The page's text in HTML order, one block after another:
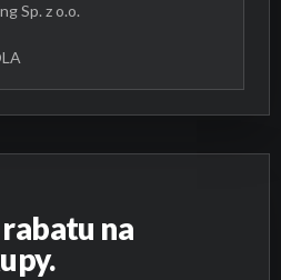
Sp. z o.o.
na